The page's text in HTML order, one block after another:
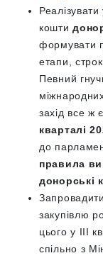
кошти
формувати
етапи,
Певний
захід все ж
кварталі
до
правила
донорські
Запровадити
закупівлю
цього у III
спільно з